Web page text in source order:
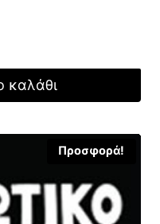
καλάθι
Προσφορά!